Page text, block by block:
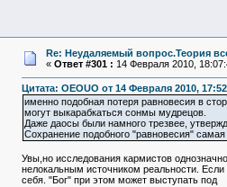
Re: Неудаляемый вопрос.Теория
« Ответ #301 : 14 Февраля 2010,
Цитата: OEOUO от 14 Февраля 2010,
именно подобная потеря равновесия в
могут выкарабкаться сонмы мудрецов.
Даже даосы были намного трезвее,
Сохранение подобного "равновесия" самая
Увы,но исследования кармистов
нелокальным источником реальности.
себя. "Бог" при этом может выступать под